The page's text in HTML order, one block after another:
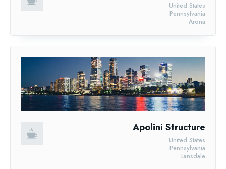
Arona
Pennsylvania
United States
Apolini Structure
Lansdale
Pennsylvania
United States